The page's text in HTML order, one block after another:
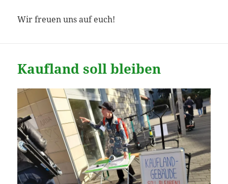
Wir freuen uns auf euch!
Kaufland soll bleiben